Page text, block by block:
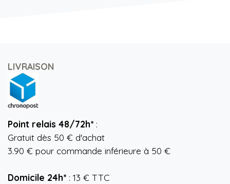
LIVRAISON
Point relais 48/72h* :
Gratuit dès 50 € d'achat
3.90 € pour commande inférieure à 50 €
Domicile 24h* : 13 € TTC